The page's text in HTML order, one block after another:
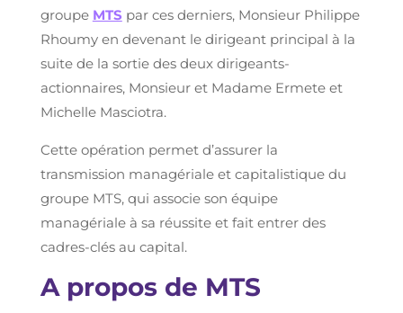
groupe MTS par ces derniers, Monsieur Philippe
Rhoumy en devenant le dirigeant principal à la
suite de la sortie des deux dirigeants-
actionnaires, Monsieur et Madame Ermete et
Michelle Masciotra.
Cette opération permet d’assurer la
transmission managériale et capitalistique du
groupe MTS, qui associe son équipe
managériale à sa réussite et fait entrer des
cadres-clés au capital.
A propos de MTS